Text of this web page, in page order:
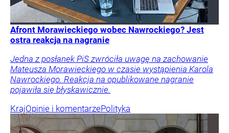
Afront Morawieckiego wobec Nawrockiego? Jest
ostra reakcja na nagranie
Jedna z posłanek PiS zwróciła uwagę na zachowanie
Mateusza Morawieckiego w czasie wystąpienia Karola
Nawrockiego. Reakcja na opublikowane nagranie
pojawiła się błyskawicznie.
KrajOpinie i komentarzePolityka